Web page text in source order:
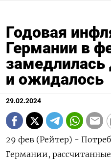
Годовая
Германии в
замедлилась
и ожидалось
29.02.2024
29 фев (Рейтер) -
Германии,